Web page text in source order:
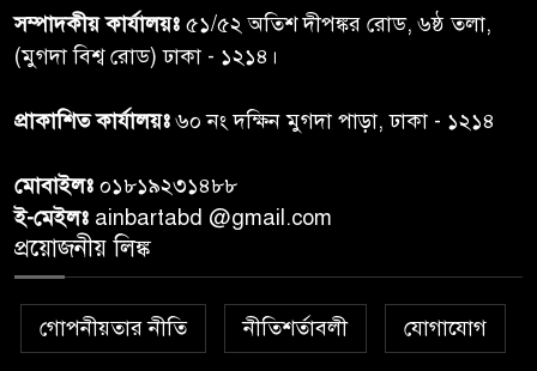
ঝড়বৃষ্টির পূর্বাভাস
৭
প্রধানমন্ত্রীর সঙ্গে দেখা করে স্বপ্নপূরণ
অনুশ্রীর, মিলল হারমোনিয়াম
৮
২০ আগস্ট রাষ্ট্রপতি নির্বাচন,
৯
বান্দরবান বিজিবি সেক্টর সদর দপ্তর
১০
সম্পাদকীয় কার্যালয়ঃ ৫১/৫২ অতিশ দীপঙ্কর রোড, ৬ষ্ঠ তলা,
(মুগদা বিশ্ব রোড) ঢাকা - ১২১৪।
প্রাকাশিত কার্যালয়ঃ৬০ নং দক্ষিন মুগদা পাড়া, ঢাকা - ১২১৪
মোবাইলঃ ০১৮১৯২৩১৪৮৮
ই-মেইলঃ ainbartabd @gmail.com
প্রয়োজনীয় লিঙ্ক
গোপনীয়তার নীতি নীতিশর্তাবলী যোগাযোগ